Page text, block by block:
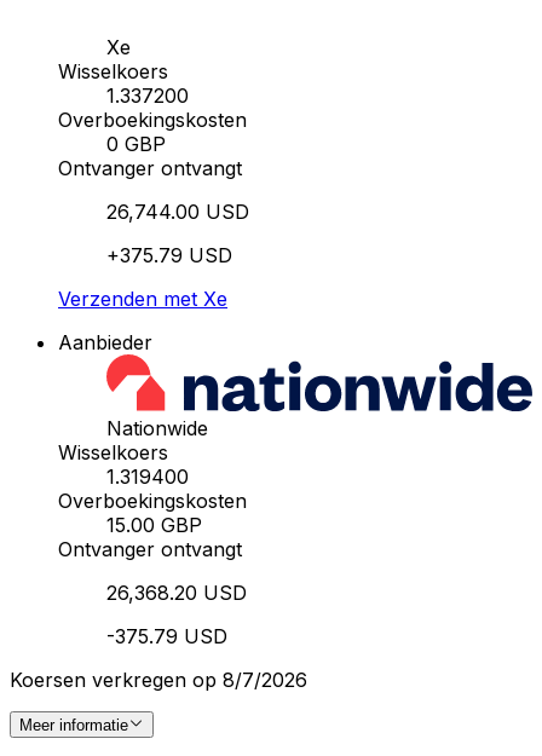
Xe
Wisselkoers
1.337200
Overboekingskosten
0 GBP
Ontvanger ontvangt
26,744.00 USD
+375.79 USD
Verzenden met Xe
Aanbieder
Nationwide
Wisselkoers
1.319400
Overboekingskosten
15.00 GBP
Ontvanger ontvangt
26,368.20 USD
-375.79 USD
Koersen verkregen op 8/7/2026
Meer informatie